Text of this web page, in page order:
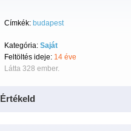
Címkék: budapest
Kategória: Saját
Feltöltés ideje: 14 éve
Látta 328 ember.
Értékeld